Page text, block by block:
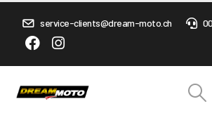
service-clients@dream-moto.ch